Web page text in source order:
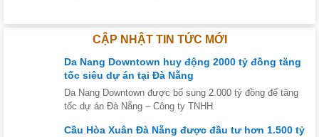
CẬP NHẬT TIN TỨC MỚI
Da Nang Downtown huy động 2000 tỷ đồng tăng
tốc siêu dự án tại Đà Nẵng
Da Nang Downtown được bổ sung 2.000 tỷ đồng để tăng
tốc dự án Đà Nẵng – Công ty TNHH
Cầu Hòa Xuân Đà Nẵng được đầu tư hơn 1.500 tỷ